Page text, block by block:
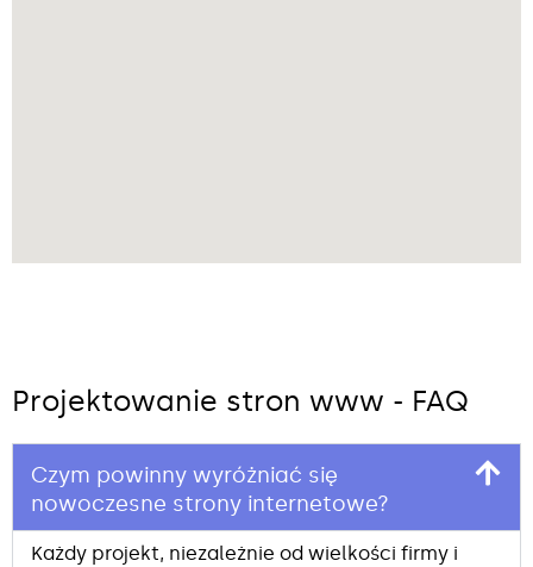
Projektowanie stron www - FAQ
Czym powinny wyróżniać się
nowoczesne strony internetowe?
Każdy projekt, niezależnie od wielkości firmy i